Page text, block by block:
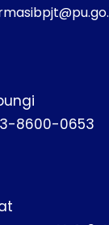
8600-0653